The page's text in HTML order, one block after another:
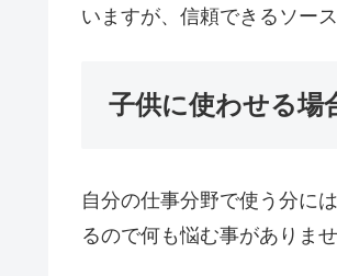
いますが、信頼できるソー
子供に使わせる場
自分の仕事分野で使う分に
るので何も悩む事がありま